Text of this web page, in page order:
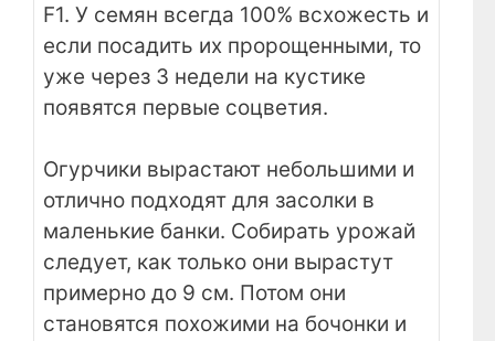
F1. У семян всегда 100% всхожесть и
если посадить их пророщенными, то
уже через 3 недели на кустике
появятся первые соцветия.
Огурчики вырастают небольшими и
отлично подходят для засолки в
маленькие банки. Собирать урожай
следует, как только они вырастут
примерно до 9 см. Потом они
становятся похожими на бочонки и